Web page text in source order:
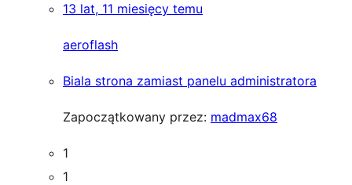
13 lat, 11 miesięcy temu
aeroflash
Biala strona zamiast panelu administratora
Zapoczątkowany przez: madmax68
1
1